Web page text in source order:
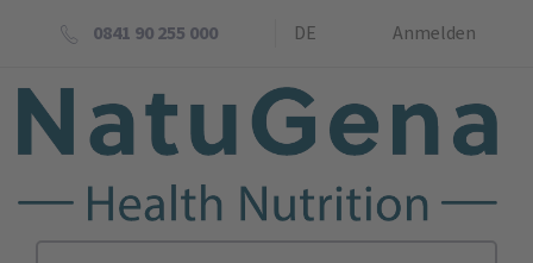
0841 90 255 000 DE Anmelden